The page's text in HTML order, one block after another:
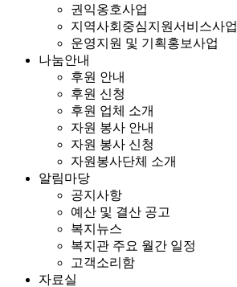
권익옹호사업
지역사회중심지원서비스사업
운영지원 및 기획홍보사업
나눔안내
후원 안내
후원 신청
후원 업체 소개
자원 봉사 안내
자원 봉사 신청
자원봉사단체 소개
알림마당
공지사항
예산 및 결산 공고
복지뉴스
복지관 주요 월간 일정
고객소리함
자료실